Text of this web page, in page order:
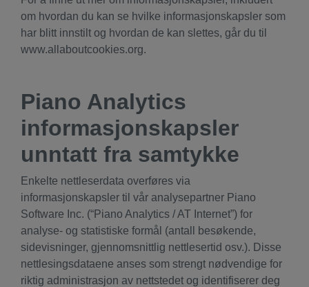
om hvordan du kan se hvilke informasjonskapsler som
har blitt innstilt og hvordan de kan slettes, går du til
www.allaboutcookies.org.
Piano Analytics
informasjonskapsler
unntatt fra samtykke
Enkelte nettleserdata overføres via
informasjonskapsler til vår analysepartner Piano
Software Inc. (“Piano Analytics / AT Internet”) for
analyse- og statistiske formål (antall besøkende,
sidevisninger, gjennomsnittlig nettlesertid osv.). Disse
nettlesingsdataene anses som strengt nødvendige for
riktig administrasjon av nettstedet og identifiserer deg